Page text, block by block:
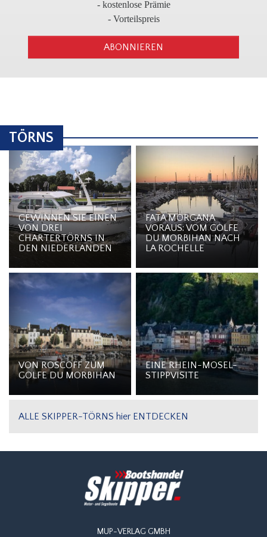
- kostenlose Prämie
- Vorteilspreis
ABONNIEREN
TÖRNS
GEWINNEN SIE EINEN
VON DREI
CHARTERTÖRNS IN
DEN NIEDERLANDEN
FATA MORGANA
VORAUS: VOM GOLFE
DU MORBIHAN NACH
LA ROCHELLE
VON ROSCOFF ZUM
GOLFE DU MORBIHAN
EINE RHEIN-MOSEL-
STIPPVISITE
ALLE SKIPPER-TÖRNS hier ENTDECKEN
MUP-VERLAG GMBH